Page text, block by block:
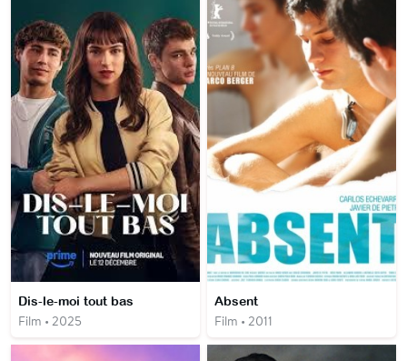
Dis-le-moi tout bas
Film • 2025
Absent
Film • 2011